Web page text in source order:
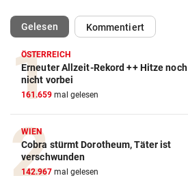
Gelesen(ausgewählt)Kommentiert
ÖSTERREICH
Erneuter Allzeit-Rekord ++ Hitze noch
nicht vorbei
161.659 mal gelesen
WIEN
Cobra stürmt Dorotheum, Täter ist
verschwunden
142.967 mal gelesen